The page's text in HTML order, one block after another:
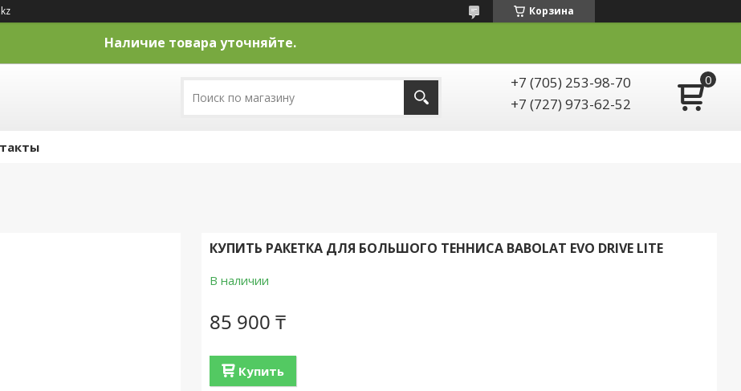
Корзина
Наличие товара уточняйте.
+7 (705) 253-98-70
+7 (727) 973-62-52
КУПИТЬ РАКЕТКА ДЛЯ БОЛЬШОГО ТЕННИСА BABOLAT EVO DRIVE LITE
В наличии
85 900 ₸
Купить